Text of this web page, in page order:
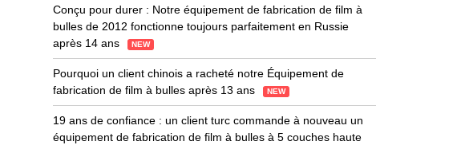
Conçu pour durer : Notre équipement de fabrication de film à
bulles de 2012 fonctionne toujours parfaitement en Russie
après 14 ans
NEW
Pourquoi un client chinois a racheté notre Équipement de
fabrication de film à bulles après 13 ans
NEW
19 ans de confiance : un client turc commande à nouveau un
équipement de fabrication de film à bulles à 5 couches haute